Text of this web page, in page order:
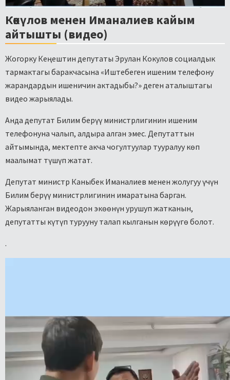
Көкүлов менен Иманалиев кайым
айтышты (видео)
Жогорку Кеңештин депутаты Эрулан Кокулов социалдык
тармактагы баракчасына «Иштебеген ишеним телефону
жарандардын ишеничин актадыбы?» деген аталыштагы
видео жарыялады.
Анда депутат Билим берүү министрлигинин ишеним
телефонуна чалып, алдыра алган эмес. Депутаттын
айтымында, мектепте акча чогултуулар тууралуу көп
маалымат түшүп жатат.
Депутат министр Каныбек Иманалиев менен жолугуу үчүн
Билим берүү министрлигинин имаратына барган.
Жарыяланган видеодон экөөнүн урушуп жатканын,
депутатты күтүп турууну талап кылганын көрүүгө болот.
.